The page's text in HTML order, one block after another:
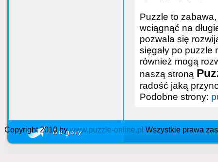
Puzzle to
wciągnąć na
pozwala się
sięgały po
również mogą
naszą stroną
radość jaką
Podobne strony:
Copyright 2010 bywww.puzzle-online.pl Wszystkie prawa